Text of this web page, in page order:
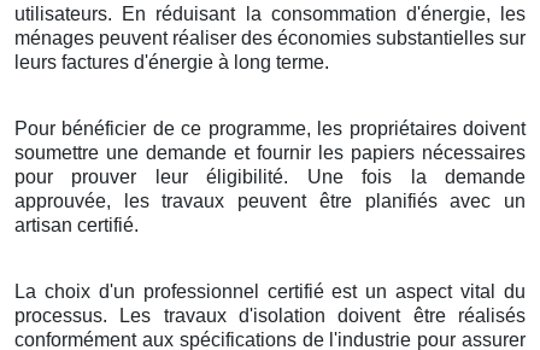
utilisateurs. En réduisant la consommation d'énergie, les
ménages peuvent réaliser des économies substantielles sur
leurs factures d'énergie à long terme.
Pour bénéficier de ce programme, les propriétaires doivent
soumettre une demande et fournir les papiers nécessaires
pour prouver leur éligibilité. Une fois la demande
approuvée, les travaux peuvent être planifiés avec un
artisan certifié.
La choix d'un professionnel certifié est un aspect vital du
processus. Les travaux d'isolation doivent être réalisés
conformément aux spécifications de l'industrie pour assurer